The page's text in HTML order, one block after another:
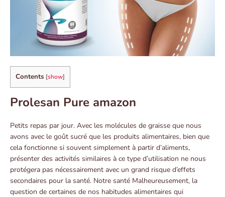
Contents [show]
Prolesan Pure amazon
Petits repas par jour. Avec les molécules de graisse que nous
avons avec le goût sucré que les produits alimentaires, bien que
cela fonctionne si souvent simplement à partir d’aliments,
présenter des activités similaires à ce type d’utilisation ne nous
protégera pas nécessairement avec un grand risque d’effets
secondaires pour la santé. Notre santé Malheureusement, la
question de certaines de nos habitudes alimentaires qui